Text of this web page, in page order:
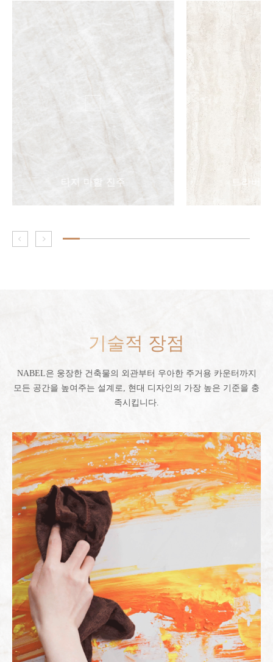
타지 마할 진주 트라버
기술적 장점
NABEL은 웅장한 건축물의 외관부터 우아한 주거용 카운터까지
모든 공간을 높여주는 설계로, 현대 디자인의 가장 높은 기준을 충
족시킵니다.